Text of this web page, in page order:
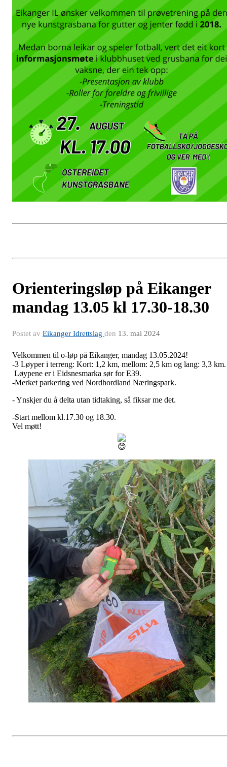
Orienteringsløp på Eikanger
mandag 13.05 kl 17.30-18.30
Postet av Eikanger Idrettslag den 13. mai 2024
Velkommen til o-løp på Eikanger, mandag 13.05.2024!
-3 Løyper i terreng: Kort: 1,2 km, mellom: 2,5 km og lang: 3,3 km.
Løypene er i Eidsnesmarka sør for E39.
-Merket parkering ved Nordhordland Næringspark.
- Ynskjer du å delta utan tidtaking, så fiksar me det.
-Start mellom kl.17.30 og 18.30.
Vel møtt!